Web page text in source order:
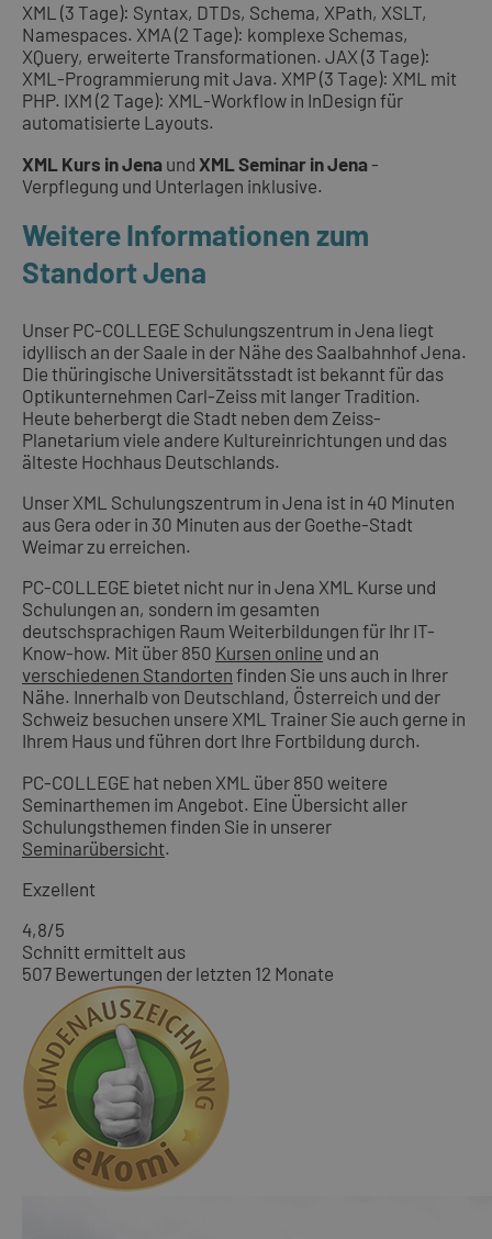
XML (3 Tage): Syntax, DTDs, Schema, XPath, XSLT,
Namespaces. XMA (2 Tage): komplexe Schemas,
XQuery, erweiterte Transformationen. JAX (3 Tage):
XML-Programmierung mit Java. XMP (3 Tage): XML mit
PHP. IXM (2 Tage): XML-Workflow in InDesign für
automatisierte Layouts.
XML Kurs in Jena und XML Seminar in Jena-
Verpflegung und Unterlagen inklusive.
Weitere Informationen zum
Standort Jena
Unser PC-COLLEGE Schulungszentrum in Jena liegt
idyllisch an der Saale in der Nähe des Saalbahnhof Jena.
Die thüringische Universitätsstadt ist bekannt für das
Optikunternehmen Carl-Zeiss mit langer Tradition.
Heute beherbergt die Stadt neben dem Zeiss-
Planetarium viele andere Kultureinrichtungen und das
älteste Hochhaus Deutschlands.
Unser XML Schulungszentrum in Jena ist in 40 Minuten
aus Gera oder in 30 Minuten aus der Goethe-Stadt
Weimar zu erreichen.
PC-COLLEGE bietet nicht nur in Jena XML Kurse und
Schulungen an, sondern im gesamten
deutschsprachigen Raum Weiterbildungen für Ihr IT-
Know-how. Mit über 850 Kursen online und an
verschiedenen Standorten finden Sie uns auch in Ihrer
Nähe. Innerhalb von Deutschland, Österreich und der
Schweiz besuchen unsere XML Trainer Sie auch gerne in
Ihrem Haus und führen dort Ihre Fortbildung durch.
PC-COLLEGE hat neben XML über 850 weitere
Seminarthemen im Angebot. Eine Übersicht aller
Schulungsthemen finden Sie in unserer
Seminarübersicht.
Exzellent
4,8/5
Schnitt ermittelt aus
507 Bewertungen der letzten 12 Monate